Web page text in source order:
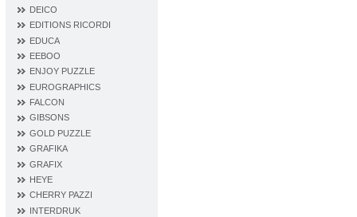
DEICO
EDITIONS RICORDI
EDUCA
EEBOO
ENJOY PUZZLE
EUROGRAPHICS
FALCON
GIBSONS
GOLD PUZZLE
GRAFIKA
GRAFIX
HEYE
CHERRY PAZZI
INTERDRUK